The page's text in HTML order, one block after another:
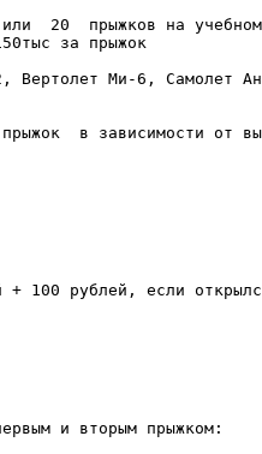
20  прыжков на учебном
за прыжок
Вертолет Ми-6, Самолет
в зависимости от
+ 100 рублей, если
и вторым прыжком: